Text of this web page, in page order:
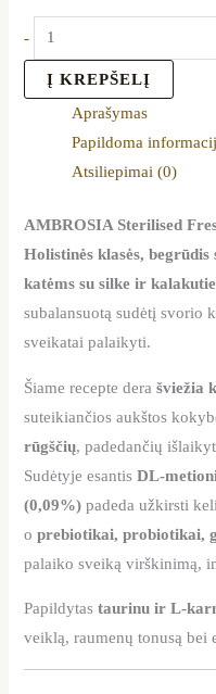
-
Į KREPŠELĮ
Aprašymas
Papildoma
Atsiliepimai (0)
AMBROSIA Sterilised
Holistinės klasės,
katėms su silke ir
subalansuotą sudėtį svorio
sveikatai palaikyti.
Šiame recepte derašviežia
suteikiančios aukštos
rūgščių, padedančių
Sudėtyje esantisDL-
(0,09%) padeda užkirsti
oprebiotikai, probiotikai,
palaiko sveiką virškinimą,
Papildytastaurinu ir L-
veiklą, raumenų tonusą bei